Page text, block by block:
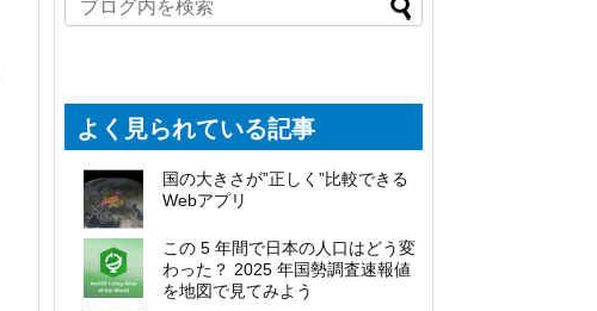
よく見られている記事
国の大きさが”正しく”比較できる
Webアプリ
この 5 年間で日本の人口はどう変
わった？ 2025 年国勢調査速報値
を地図で見てみよう